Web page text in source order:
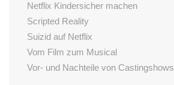
Netflix Kindersicher machen
Scripted Reality
Suizid auf Netflix
Vom Film zum Musical
Vor- und Nachteile von Castingshows